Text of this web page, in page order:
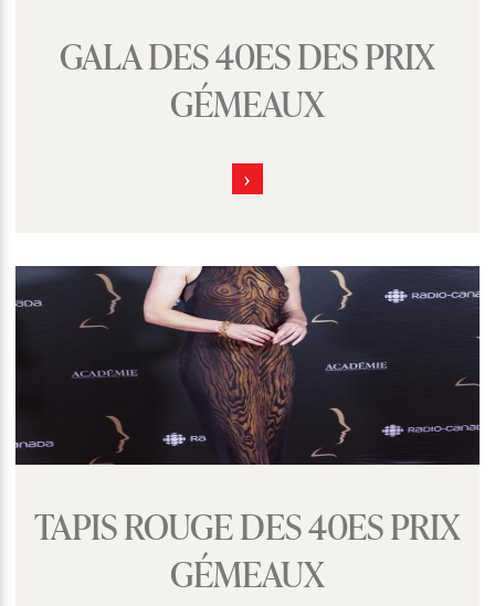
GALA DES 40ES DES PRIX
GÉMEAUX
TAPIS ROUGE DES 40ES PRIX
GÉMEAUX